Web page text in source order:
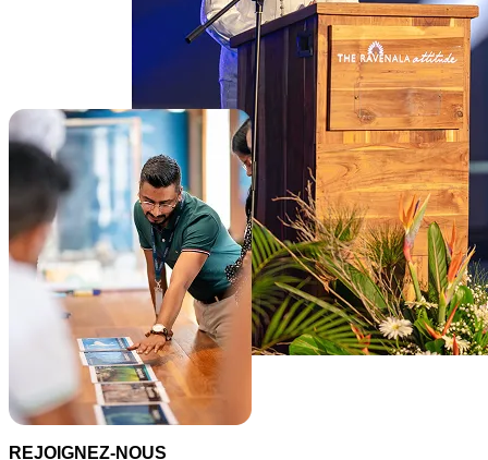
REJOIGNEZ-NOUS